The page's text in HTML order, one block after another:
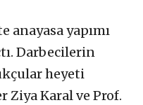
anayasa yapımı
Darbecilerin
heyeti
Ziya Karal ve Prof.